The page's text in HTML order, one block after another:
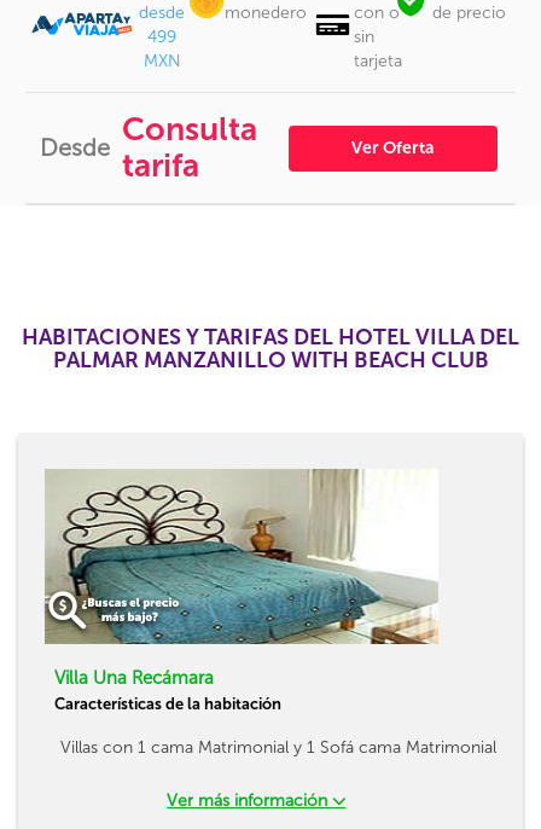
desde
499
MXN
monedero
con o
sin
tarjeta
de precio
Desde Consulta
tarifa
Ver Oferta
HABITACIONES Y TARIFAS DEL HOTEL VILLA DEL
PALMAR MANZANILLO WITH BEACH CLUB
Villa Una Recámara
Características de la habitación
Villas con 1 cama Matrimonial y 1 Sofá cama Matrimonial
Ver más información